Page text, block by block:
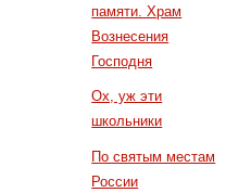
памяти. Храм
Вознесения
Господня
Ох, уж эти
школьники
По святым местам
России